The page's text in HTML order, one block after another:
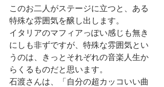
このお二人がステージに立つと、ある
特殊な雰囲気を醸し出します。
イタリアのマフィアっぽい感じも無き
にしも非ずですが、特殊な雰囲気とい
うのは、きっとそれぞれの音楽人生か
らくるものだと思います。
石渡さんは、「自分の超カッコいい曲